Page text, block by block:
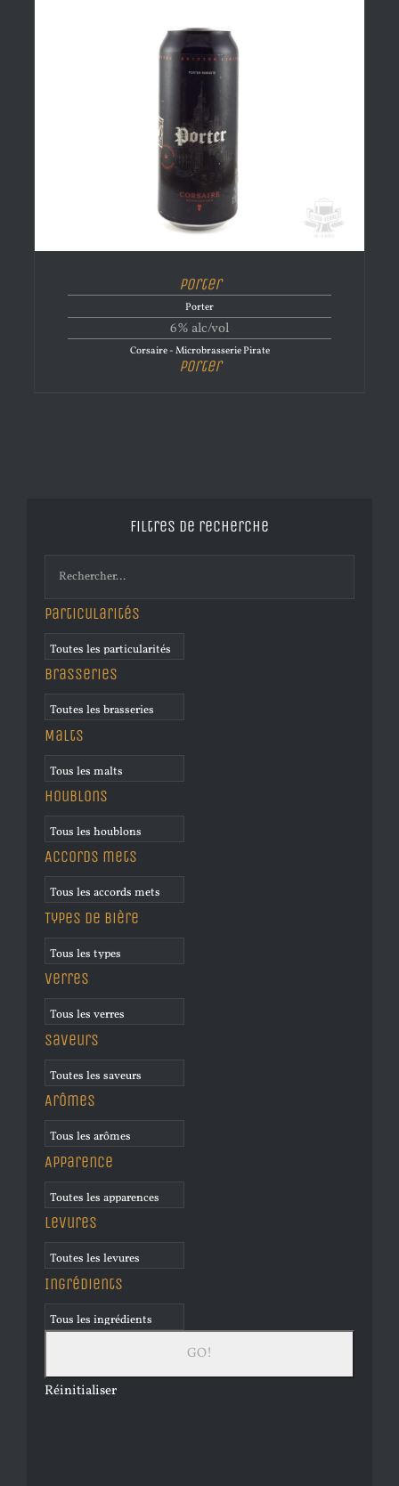
Porter
Porter
6% alc/vol
Corsaire - Microbrasserie Pirate
Porter
Filtres de recherche
Particularités
Brasseries
Malts
Houblons
Accords mets
Types de bière
Verres
Saveurs
Arômes
Apparence
Levures
Ingrédients
Réinitialiser